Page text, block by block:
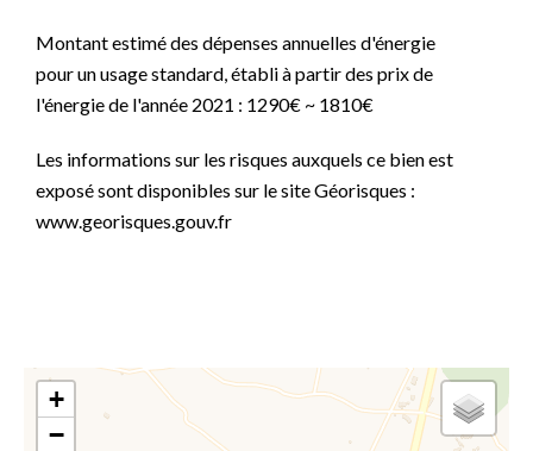
Montant estimé des dépenses annuelles d'énergie
pour un usage standard, établi à partir des prix de
l'énergie de l'année 2021 : 1290€ ~ 1810€
Les informations sur les risques auxquels ce bien est
exposé sont disponibles sur le site Géorisques :
www.georisques.gouv.fr
+
−